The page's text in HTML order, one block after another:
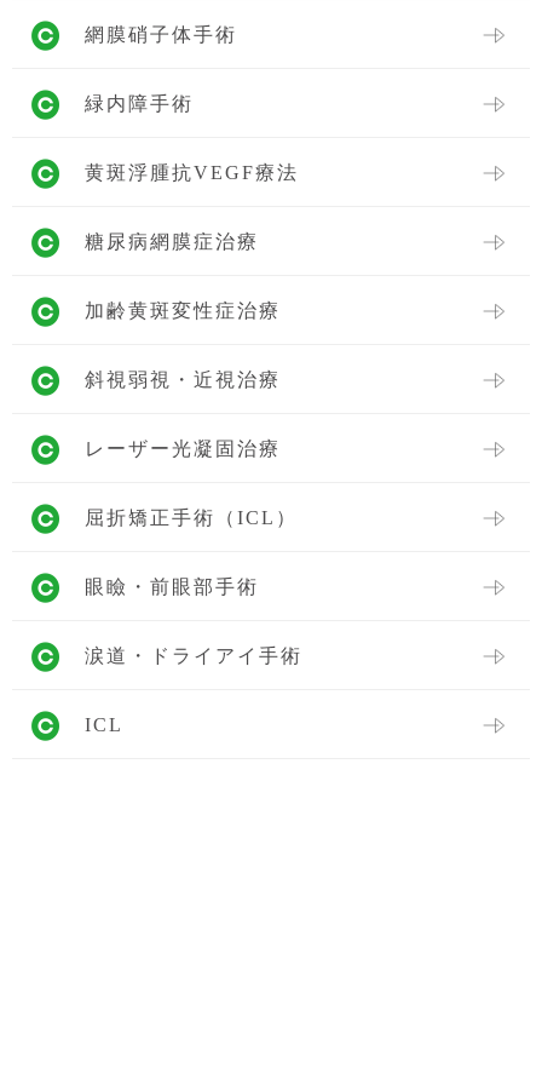
網膜硝子体手術
緑内障手術
黄斑浮腫抗VEGF療法
糖尿病網膜症治療
加齢黄斑変性症治療
斜視弱視・近視治療
レーザー光凝固治療
屈折矯正手術（ICL）
眼瞼・前眼部手術
涙道・ドライアイ手術
ICL